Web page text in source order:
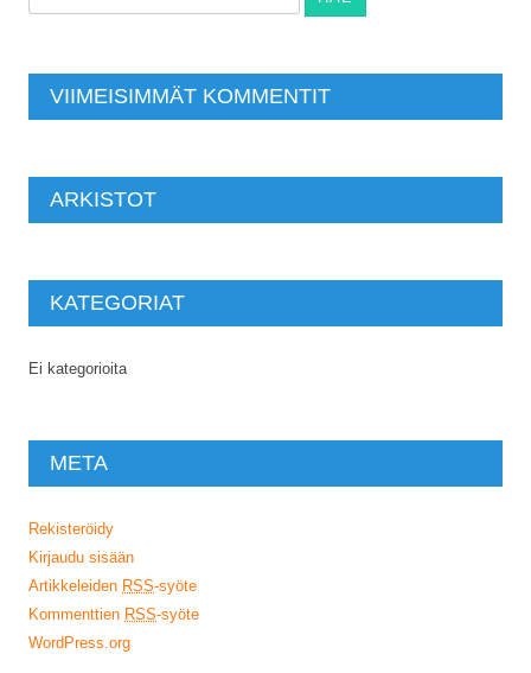
VIIMEISIMMÄT KOMMENTIT
ARKISTOT
KATEGORIAT
Ei kategorioita
META
Rekisteröidy
Kirjaudu sisään
Artikkeleiden RSS-syöte
Kommenttien RSS-syöte
WordPress.org